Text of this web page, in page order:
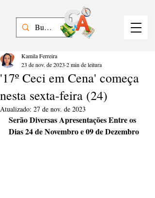
'17º Ceci em Cena' começa
nesta sexta-feira (24)
Kamila Ferreira
23 de nov. de 2023 2 min de leitura
Atualizado: 27 de nov. de 2023
Serão Diversas Apresentações Entre os
Dias 24 de Novembro e 09 de Dezembro